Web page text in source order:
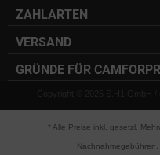
ZAHLARTEN
VERSAND
GRÜNDE FÜR
Copyright © 2025 S.H1 GmbH
* Alle Preise inkl. gesetzl.